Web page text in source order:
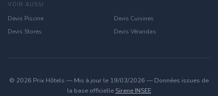
VOIR AUSSI
Devis Piscine
Devis Cuisines
Devis Stores
Devis Vérandas
© 2026 Prix Hôtels — Mis à jour le 19/03/2026 — Données issues de
la base officielle Sirene INSEE